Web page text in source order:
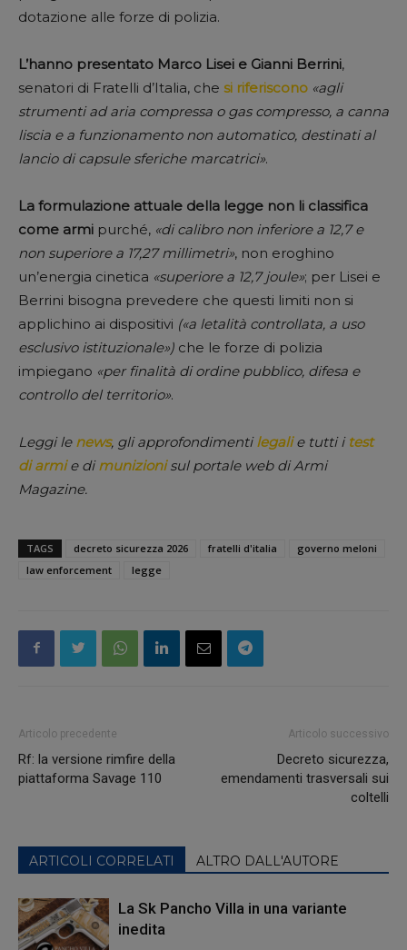
dotazione alle forze di polizia.
L’hanno presentato Marco Lisei e Gianni Berrini,
senatori di Fratelli d’Italia, che si riferiscono «agli
strumenti ad aria compressa o gas compresso, a canna
liscia e a funzionamento non automatico, destinati al
lancio di capsule sferiche marcatrici».
La formulazione attuale della legge non li classifica
come armi purché, «di calibro non inferiore a 12,7 e
non superiore a 17,27 millimetri», non eroghino
un’energia cinetica «superiore a 12,7 joule»; per Lisei e
Berrini bisogna prevedere che questi limiti non si
applichino ai dispositivi («a letalità controllata, a uso
esclusivo istituzionale») che le forze di polizia
impiegano «per finalità di ordine pubblico, difesa e
controllo del territorio».
Leggi le news, gli approfondimentilegalie tutti i test
di armie dimunizionisul portale web di Armi
Magazine.
TAGS decreto sicurezza 2026 fratelli d'italia
governo meloni
law enforcement
legge
Articolo precedente
Rf: la versione rimfire della
piattaforma Savage 110
Articolo successivo
Decreto sicurezza,
emendamenti trasversali sui
coltelli
ARTICOLI CORRELATI ALTRO DALL'AUTORE
La Sk Pancho Villa in una variante
inedita